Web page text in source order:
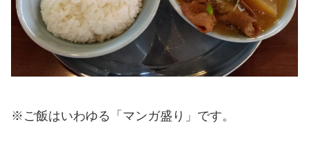
※ご飯はいわゆる「マンガ盛り」です。